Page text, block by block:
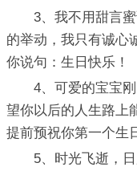
3、我不用甜言
的举动，我只有诚心
你说句：生日快乐！
4、可爱的宝宝
望你以后的人生路上
提前预祝你第一个生
5、时光飞逝，